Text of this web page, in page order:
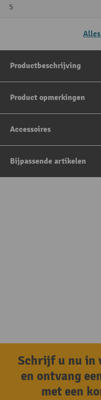
5
Productbeschrijving
Product opmerkingen
Accessoires
Bijpassende artikelen
Schrijf u nu in
en ontvang
met een